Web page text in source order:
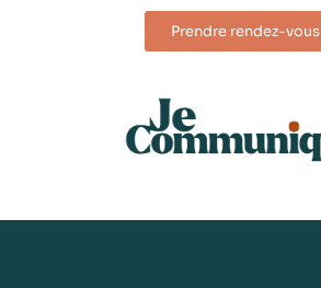
Prendre rendez-vous